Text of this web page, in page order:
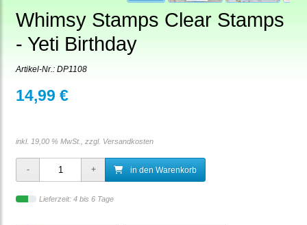
Whimsy Stamps Clear Stamps
- Yeti Birthday
Artikel-Nr.: DP1108
14,99 €
inkl. 19,00 % MwSt., zzgl. Versandkosten
in den Warenkorb
Lieferzeit: 4 bis 6 Tage